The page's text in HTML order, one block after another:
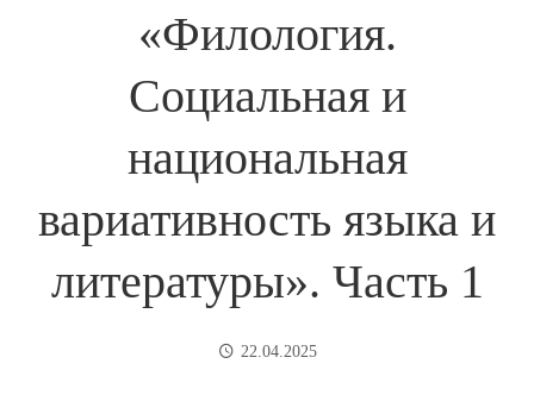
«Филология.
Социальная и
национальная
вариативность языка и
литературы». Часть 1
22.04.2025